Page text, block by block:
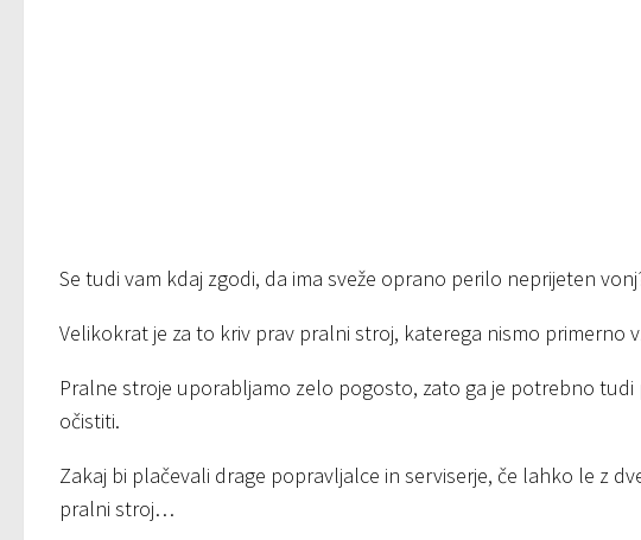
Se tudi vam kdaj zgodi, da ima sveže oprano perilo neprijeten
Velikokrat je za to kriv prav pralni stroj, katerega nismo primerno
Pralne stroje uporabljamo zelo pogosto, zato ga je potrebno
očistiti.
Zakaj bi plačevali drage popravljalce in serviserje, če lahko le z
pralni stroj…